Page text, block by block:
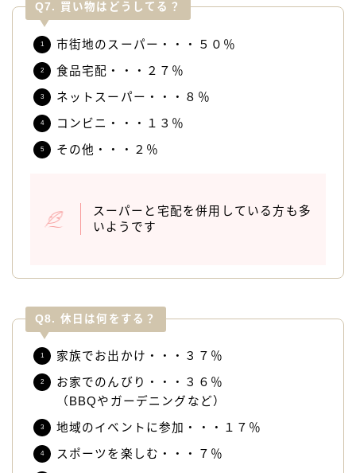
Q7. 買い物はどうしてる？
市街地のスーパー・・・５０％
食品宅配・・・２７％
ネットスーパー・・・８％
コンビニ・・・１３％
その他・・・２％
スーパーと宅配を併用している方も多
いようです
Q8. 休日は何をする？
家族でお出かけ・・・３７％
お家でのんびり・・・３６％
（BBQやガーデニングなど）
地域のイベントに参加・・・１７％
スポーツを楽しむ・・・７％